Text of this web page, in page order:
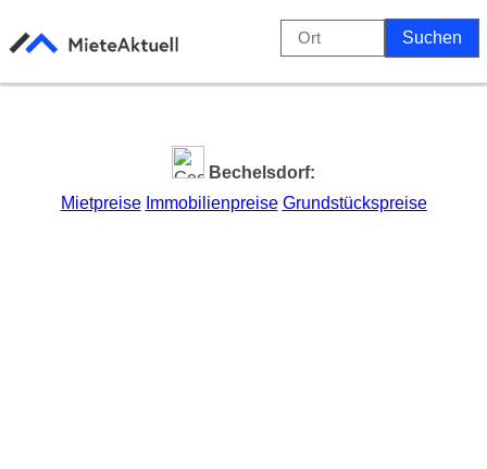
Bechelsdorf:
Mietpreise Immobilienpreise Grundstückspreise